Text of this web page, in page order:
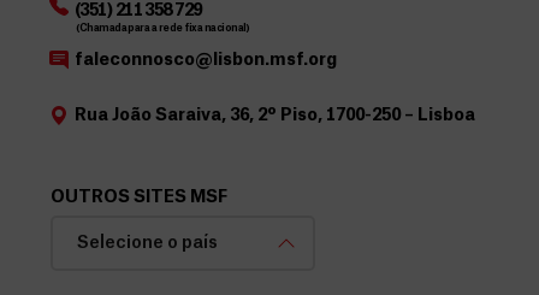
(351) 211 358 729
(Chamada para a rede fixa nacional)
faleconnosco@lisbon.msf.org
Rua João Saraiva, 36, 2º Piso, 1700-250 – Lisboa
OUTROS SITES MSF
Selecione o país